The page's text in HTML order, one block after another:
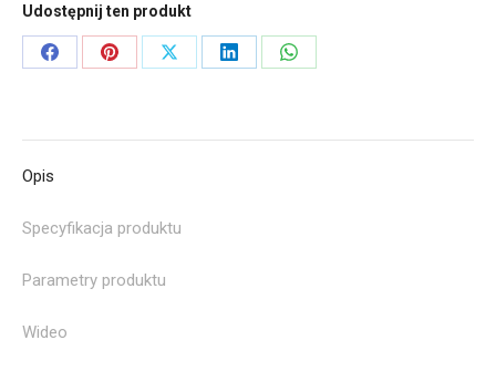
Udostępnij ten produkt
Share
Share
Share
Share
Share
Opis
Specyfikacja produktu
Parametry produktu
Wideo